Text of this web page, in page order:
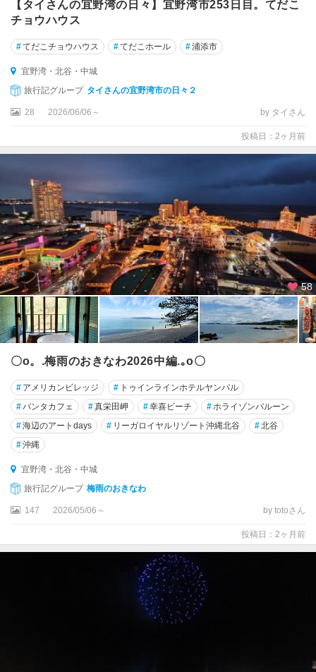
【タイさんの宜野湾の日々】宜野湾市253日目。てだこ
チョウハウス
#てだこチョウハウス #てだこホール #浦添市
宜野湾・北谷・中城
旅行記グループ タイさんの宜野湾市の日々２
28 2026/06/06～ by タイさん
投稿日：2ヶ月前
58
〇o。.梅雨のおきなわ2026中編.｡o〇
# アメリカンビレッジ # トゥインラインホテルヤンバル
#バンタカフェ #真栄田岬 #幸喜ビーチ #ホライゾンバルーン
#海辺のアートdays # リーガロイヤルリゾート沖縄北谷 #北谷
#沖縄
宜野湾・北谷・中城
旅行記グループ 梅雨のおきなわ
147 2026/05/06～ by totoさん
投稿日：2ヶ月前